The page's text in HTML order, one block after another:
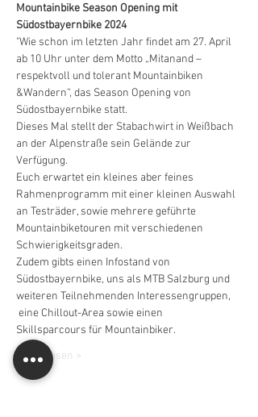
Mountainbike Season Opening mit
Südostbayernbike 2024
"Wie schon im letzten Jahr findet am 27. April
ab 10 Uhr unter dem Motto „Mitanand –
respektvoll und tolerant Mountainbiken
&Wandern“, das Season Opening von
Südostbayernbike statt.
Dieses Mal stellt der Stabachwirt in Weißbach
an der Alpenstraße sein Gelände zur
Verfügung.
Euch erwartet ein kleines aber feines
Rahmenprogramm mit einer kleinen Auswahl
an Testräder, sowie mehrere geführte
Mountainbiketouren mit verschiedenen
Schwierigkeitsgraden.
Zudem gibts einen Infostand von
Südostbayernbike, uns als MTB Salzburg und
weiteren Teilnehmenden Interessengruppen,
eine Chillout-Area sowie einen
Skillsparcours für Mountainbiker.
Weiterlesen >